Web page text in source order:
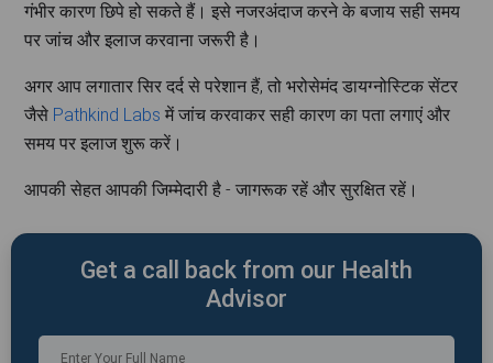
गंभीर कारण छिपे हो सकते हैं। इसे नजरअंदाज करने के बजाय सही समय
पर जांच और इलाज करवाना जरूरी है।
अगर आप लगातार सिर दर्द से परेशान हैं, तो भरोसेमंद डायग्नोस्टिक सेंटर
जैसे Pathkind Labs में जांच करवाकर सही कारण का पता लगाएं और
समय पर इलाज शुरू करें।
आपकी सेहत आपकी जिम्मेदारी है - जागरूक रहें और सुरक्षित रहें।
Get a call back from our Health
Advisor